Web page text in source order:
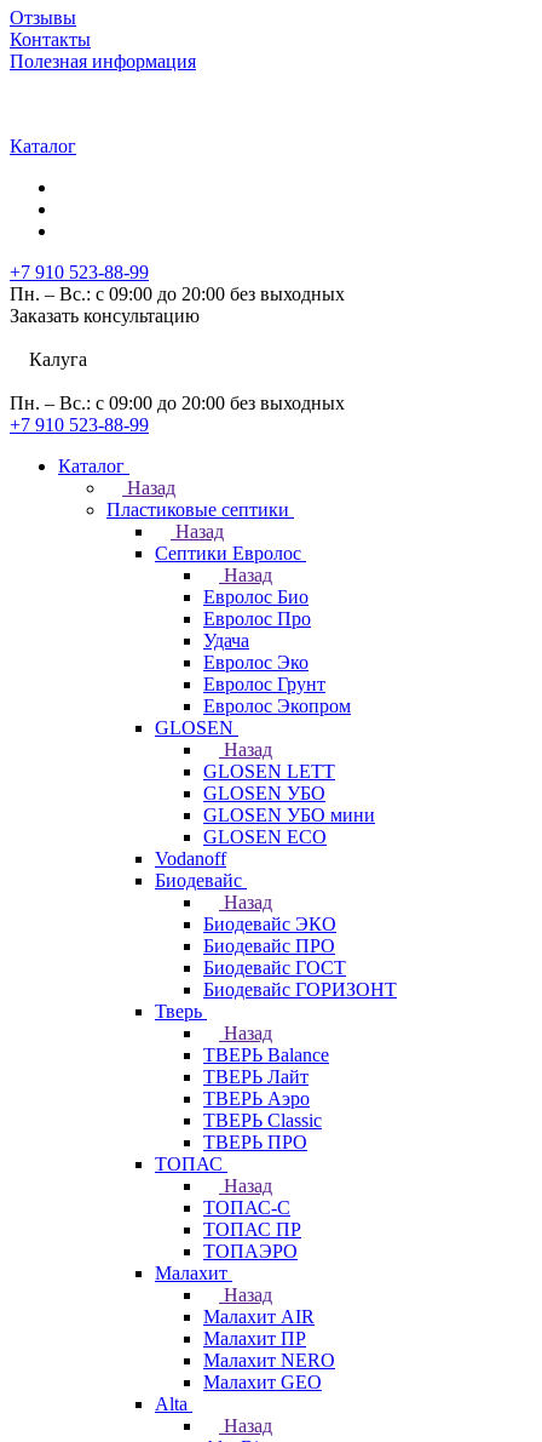
Отзывы
Контакты
Полезная информация
Каталог
+7 910 523-88-99
Пн. – Вс.: с 09:00 до 20:00 без выходных
Заказать консультацию
Калуга
Пн. – Вс.: с 09:00 до 20:00 без выходных
+7 910 523-88-99
Каталог
Назад
Пластиковые септики
Назад
Септики Евролос
Назад
Евролос Био
Евролос Про
Удача
Евролос Эко
Евролос Грунт
Евролос Экопром
GLOSEN
Назад
GLOSEN LETT
GLOSEN УБО
GLOSEN УБО мини
GLOSEN ECO
Vodanoff
Биодевайс
Назад
Биодевайс ЭКО
Биодевайс ПРО
Биодевайс ГОСТ
Биодевайс ГОРИЗОНТ
Тверь
Назад
ТВЕРЬ Balance
ТВЕРЬ Лайт
ТВЕРЬ Аэро
ТВЕРЬ Classic
ТВЕРЬ ПРО
ТОПАС
Назад
ТОПАС-С
ТОПАС ПР
ТОПАЭРО
Малахит
Назад
Малахит AIR
Малахит ПР
Малахит NERO
Малахит GEO
Alta
Назад